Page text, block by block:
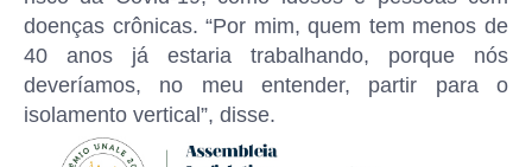
doenças crônicas. “Por mim, quem tem menos de
40 anos já estaria trabalhando, porque nós
deveríamos, no meu entender, partir para o
isolamento vertical”, disse.